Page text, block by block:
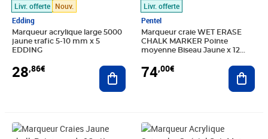
Livr. offerte Nouv.
Edding
Marqueur acrylique large 5000
jaune trafic 5-10 mm x 5
EDDING
28,86€ Ajouter au panier
Livr. offerte
Pentel
Marqueur craie WET ERASE
CHALK MARKER Pointe
moyenne Biseau Jaune x 12
74,00€
Prix 54,24€ Prix 7,19€